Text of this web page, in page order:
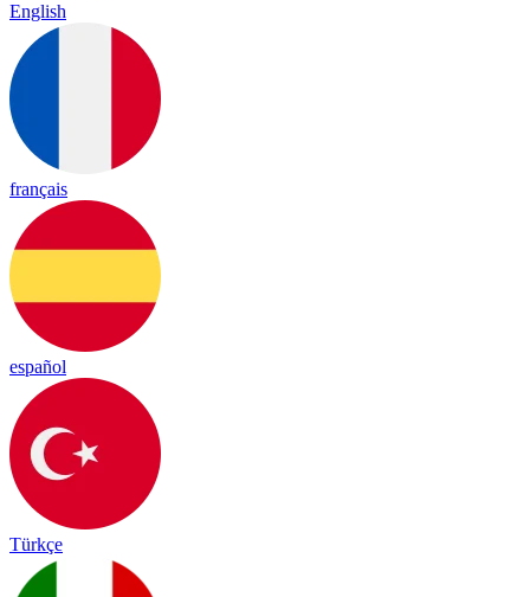
English
français
español
Türkçe